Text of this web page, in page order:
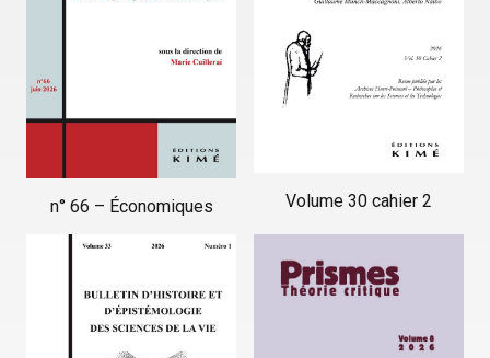
n° 66 – Économiques Volume 30 cahier 2